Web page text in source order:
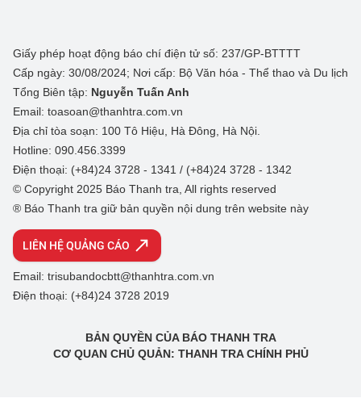
Giấy phép hoạt động báo chí điện tử số: 237/GP-BTTTT
Cấp ngày: 30/08/2024; Nơi cấp: Bộ Văn hóa - Thể thao và Du lịch
Tổng Biên tập: Nguyễn Tuấn Anh
Email: toasoan@thanhtra.com.vn
Địa chỉ tòa soạn: 100 Tô Hiệu, Hà Đông, Hà Nội.
Hotline: 090.456.3399
Điện thoại: (+84)24 3728 - 1341 / (+84)24 3728 - 1342
© Copyright 2025 Báo Thanh tra, All rights reserved
® Báo Thanh tra giữ bản quyền nội dung trên website này
LIÊN HỆ QUẢNG CÁO
Email: trisubandocbtt@thanhtra.com.vn
Điện thoại: (+84)24 3728 2019
BẢN QUYỀN CỦA BÁO THANH TRA
CƠ QUAN CHỦ QUẢN: THANH TRA CHÍNH PHỦ